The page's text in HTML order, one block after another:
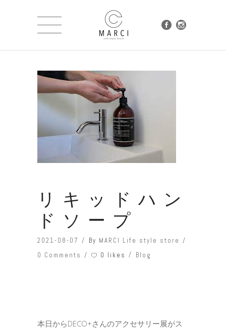
リキッドハン
ドソープ
2021-08-07 By MARCI Life style store
0 Comments
0 likes Blog
本日からDECO+さんのアクセサリー展がス